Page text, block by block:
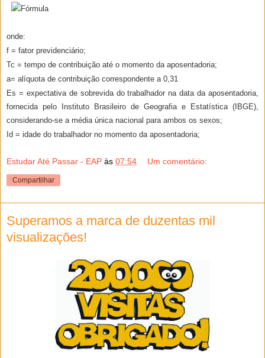
onde:
f = fator previdenciário;
Tc = tempo de contribuição até o momento da aposentadoria;
a= alíquota de contribuição correspondente a 0,31
Es = expectativa de sobrevida do trabalhador na data da aposentadoria,
fornecida pelo Instituto Brasileiro de Geografia e Estatística (IBGE),
considerando-se a média única nacional para ambos os sexos;
Id = idade do trabalhador no momento da aposentadoria;
Estudar Até Passar - EAP às 07:54 Um comentário:
Compartilhar
Superamos a marca de duzentas mil
visualizações!